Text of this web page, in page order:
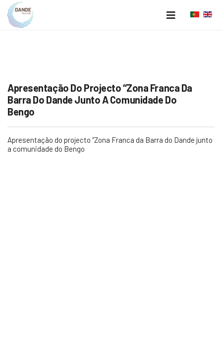
Apresentação Do Projecto ‘‘Zona Franca Da
Barra Do Dande Junto A Comunidade Do
Bengo
Share
Apresentação do projecto ‘‘Zona Franca da Barra do Dande junto
a comunidade do Bengo